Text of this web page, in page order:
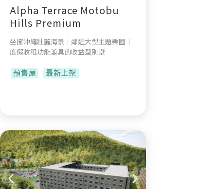
Alpha Terrace Motobu
Hills Premium
坐擁沖繩壯麗海景｜鄰近大型主題樂園｜
度假收租功能兼具的收益型別墅
預售屋 最新上架